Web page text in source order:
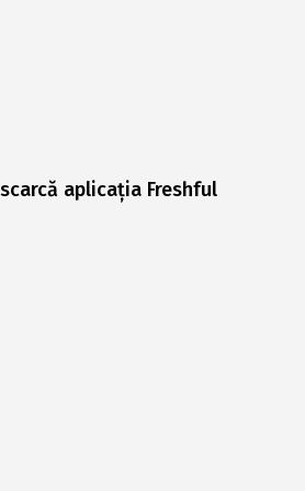
aplicația Freshful